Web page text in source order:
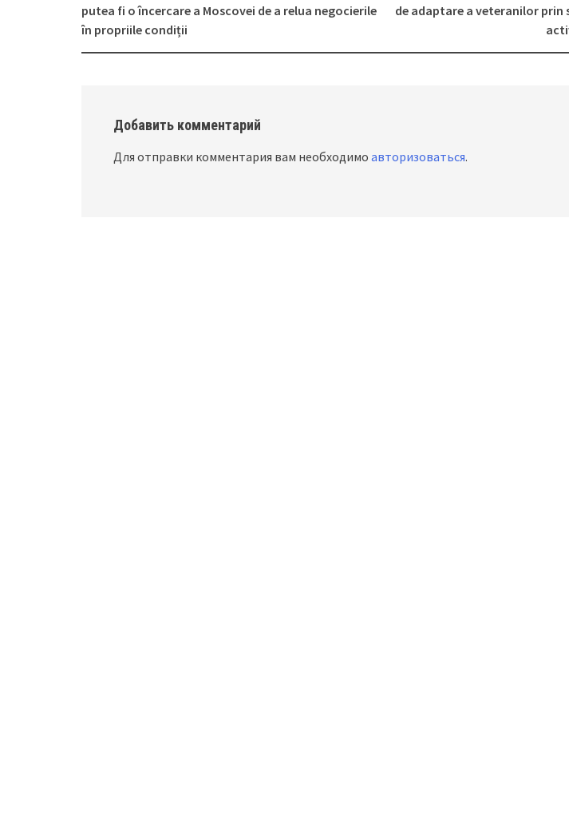
Post
navigation
putea fi o încercare a Moscovei de a relua negocierile
în propriile condiții
de adaptare a veteranilor
Добавить комментарий
Для отправки комментария вам необходимо авторизоваться.